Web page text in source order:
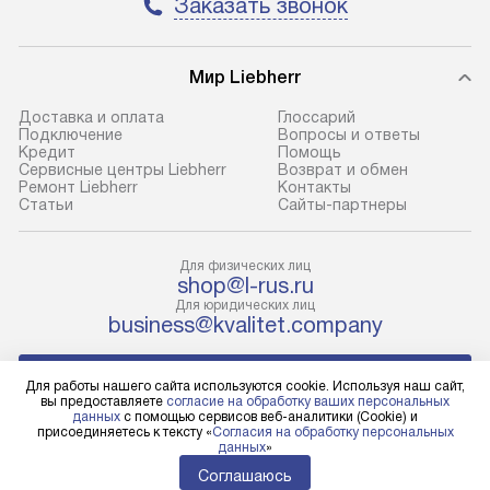
условия доставки у менеджера при
В оговоренный день служба
доставки доставит упакованный
прибор до подъезда. Если
требуется переместить прибор
до двери квартиры или до места
установки, пожалуйста,
с менеджером. За данную услугу
взимается дополнительная плата.
Учитывайте габариты прибора, если
то сотрудники транспортной
службы не смогут демонтировать
дверцы, ручки или другие
выступающие элементы, так как
предполагают
холодильников
требующим
наличие крана.
и соединение
с проверкой по
Заказать звонок
Мир Liebherr
Доставка и оплата
Подключение
Кредит
Сервисные центры Liebherr
Ремонт Liebherr
Cтатьи
Глоссарий
Вопросы и ответы
Помощь
Возврат и обмен
Контакты
Сайты-партнеры
Для физических лиц
shop@l-rus.ru
Для юридических лиц
business@kvalitet.company
Политика конфиденциальности
Условия продажи
Карта сайта
Для работы нашего сайта используются cookie. Используя наш сайт,
вы предоставляете согласие на обработку ваших персональных
данных с помощью сервисов веб-аналитики (Cookie) и
присоединяетесь к тексту «Согласия на обработку персональных
данных»
Соглашаюсь